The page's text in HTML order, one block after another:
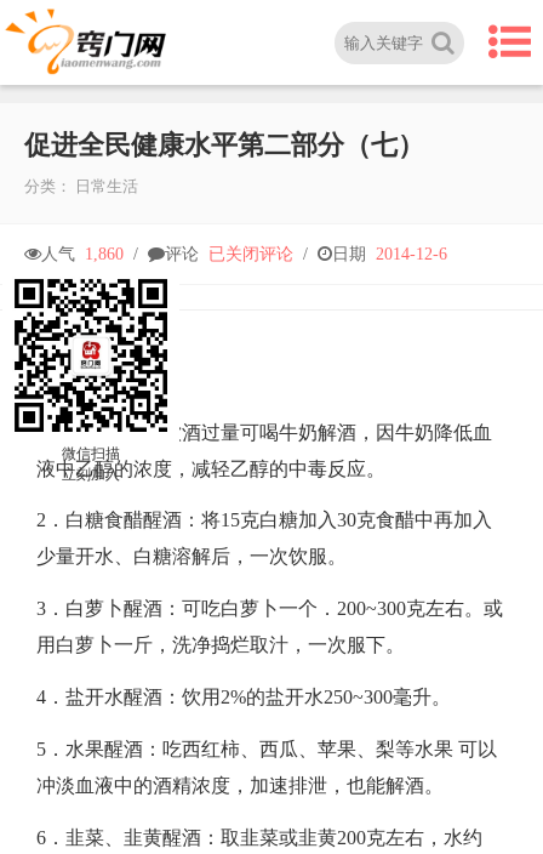
促进全民健康水平第二部分（七）
分类： 日常生活
人气 1,860 / 评论 促
民
康
水
第
二
已关闭评论 / 日期 2014-12-6
饮食醒酒八法：
​1．牛奶醒酒：饮酒过量可喝牛奶解酒，因牛奶降低血
液中乙醇的浓度，减轻乙醇的中毒反应。​
2．白糖食醋醒酒：将15克白糖加入30克食醋中再加入
少量开水、白糖溶解后，一次饮服。​
3．白萝卜醒酒：可吃白萝卜一个．200~300克左右。或
用白萝卜一斤，洗净捣烂取汁，一次服下。
​4．盐开水醒酒：饮用2%的盐开水250~300毫升。
​5．水果醒酒：吃西红柿、西瓜、苹果、梨等水果 可以
冲淡血液中的酒精浓度，加速排泄，也能解酒。​
6．韭菜、韭黄醒酒：取韭菜或韭黄200克左右，水约
微信扫描
立刻加入